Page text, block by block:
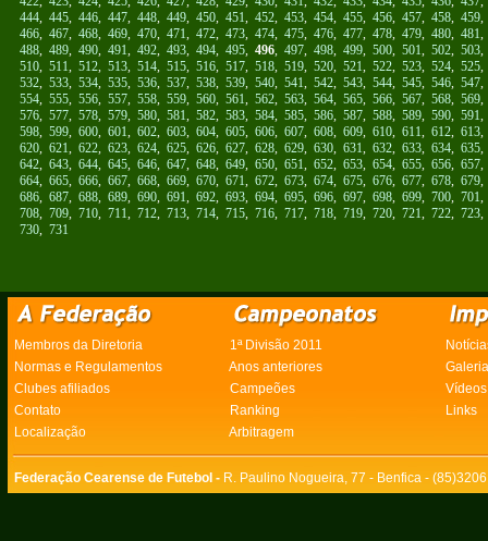
444, 445, 446, 447, 448, 449, 450, 451, 452, 453, 454, 455, 456, 457, 458, 459
466, 467, 468, 469, 470, 471, 472, 473, 474, 475, 476, 477, 478, 479, 480, 481
488, 489, 490, 491, 492, 493, 494, 495, 496, 497, 498, 499, 500, 501, 502, 503
510, 511, 512, 513, 514, 515, 516, 517, 518, 519, 520, 521, 522, 523, 524, 525
532, 533, 534, 535, 536, 537, 538, 539, 540, 541, 542, 543, 544, 545, 546, 547
554, 555, 556, 557, 558, 559, 560, 561, 562, 563, 564, 565, 566, 567, 568, 569
576, 577, 578, 579, 580, 581, 582, 583, 584, 585, 586, 587, 588, 589, 590, 591
598, 599, 600, 601, 602, 603, 604, 605, 606, 607, 608, 609, 610, 611, 612, 613
620, 621, 622, 623, 624, 625, 626, 627, 628, 629, 630, 631, 632, 633, 634, 635
642, 643, 644, 645, 646, 647, 648, 649, 650, 651, 652, 653, 654, 655, 656, 657
664, 665, 666, 667, 668, 669, 670, 671, 672, 673, 674, 675, 676, 677, 678, 679
686, 687, 688, 689, 690, 691, 692, 693, 694, 695, 696, 697, 698, 699, 700, 701
708, 709, 710, 711, 712, 713, 714, 715, 716, 717, 718, 719, 720, 721, 722, 723
730, 731
Membros da Diretoria 1ª Divisão 2011
Normas e Regulamentos
Anos anteriores
Clubes afiliados
Campeões
Vídeos
Contato
Ranking
Links
Localização
Arbitragem
Federação Cearense de Futebol - R. Paulino Nogueira, 77 - Benfica -